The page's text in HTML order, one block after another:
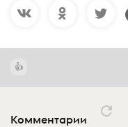
Комментарии